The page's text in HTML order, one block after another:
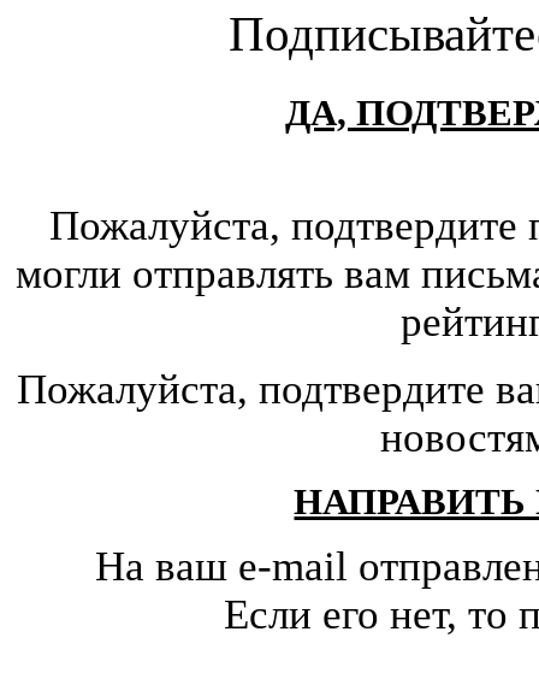
ДА,
Пожалуйста,
могли отправлять вам
Пожалуйста, подтвердите
На ваш e-mail
Если его нет,